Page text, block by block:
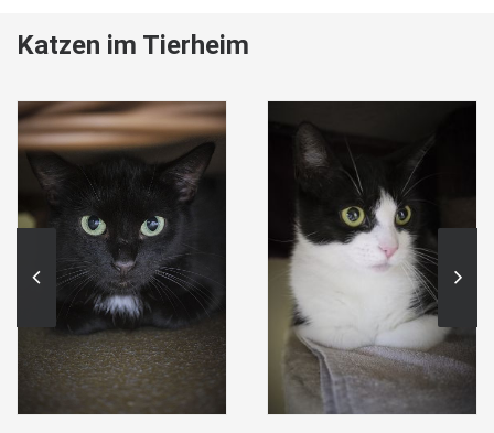
Katzen im Tierheim